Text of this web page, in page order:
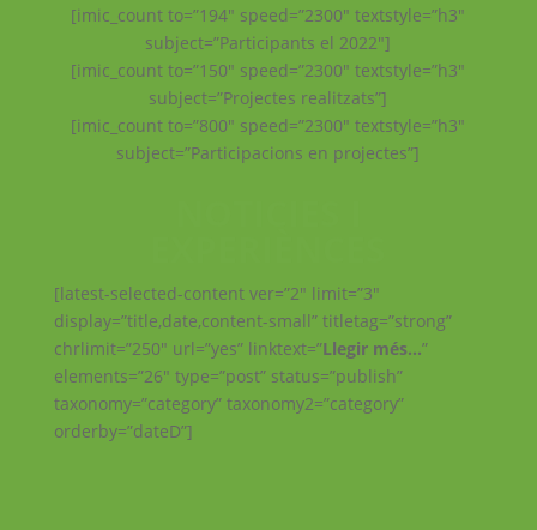
[imic_count to=”194″ speed=”2300″ textstyle=”h3″
subject=”Participants el 2022″]
[imic_count to=”150″ speed=”2300″ textstyle=”h3″
subject=”Projectes realitzats”]
[imic_count to=”800″ speed=”2300″ textstyle=”h3″
subject=”Participacions en projectes”]
[latest-selected-content ver=”2″ limit=”3″
display=”title,date,content-small” titletag=”strong”
chrlimit=”250″ url=”yes” linktext=”Llegir més…”
elements=”26″ type=”post” status=”publish”
taxonomy=”category” taxonomy2=”category”
orderby=”dateD”]